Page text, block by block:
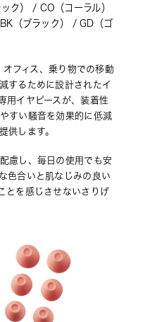
ク） / CO（コーラル）
（ブラック） / GD（ゴ
フィス、乗り物での移動
するために設計されたイ
用イヤピースが、装着性
すい騒音を効果的に低減
供します。
慮し、毎日の使用でも安
色合いと肌なじみの良い
とを感じさせないさりげ